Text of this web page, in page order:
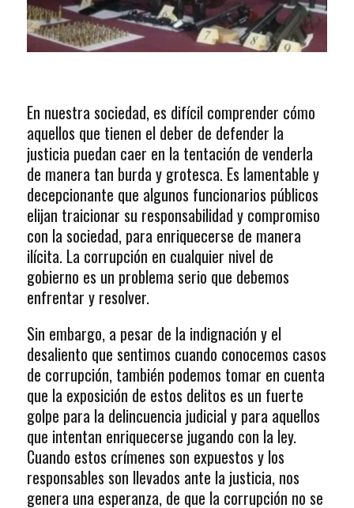
En nuestra sociedad, es difícil comprender cómo
aquellos que tienen el deber de defender la
justicia puedan caer en la tentación de venderla
de manera tan burda y grotesca. Es lamentable y
decepcionante que algunos funcionarios públicos
elijan traicionar su responsabilidad y compromiso
con la sociedad, para enriquecerse de manera
ilícita. La corrupción en cualquier nivel de
gobierno es un problema serio que debemos
enfrentar y resolver.
Sin embargo, a pesar de la indignación y el
desaliento que sentimos cuando conocemos casos
de corrupción, también podemos tomar en cuenta
que la exposición de estos delitos es un fuerte
golpe para la delincuencia judicial y para aquellos
que intentan enriquecerse jugando con la ley.
Cuando estos crímenes son expuestos y los
responsables son llevados ante la justicia, nos
genera una esperanza, de que la corrupción no se